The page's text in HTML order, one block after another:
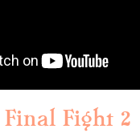
Fight 2